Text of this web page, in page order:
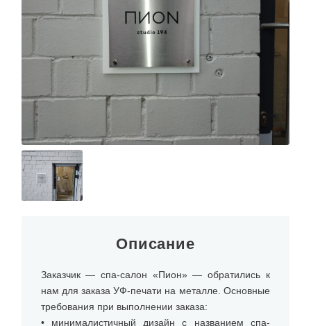
Описание
Заказчик — спа-салон «Пион» — обратились к
нам для заказа УФ-печати на металле. Основные
требования при выполнении заказа:
• минималистичный дизайн с названием спа-